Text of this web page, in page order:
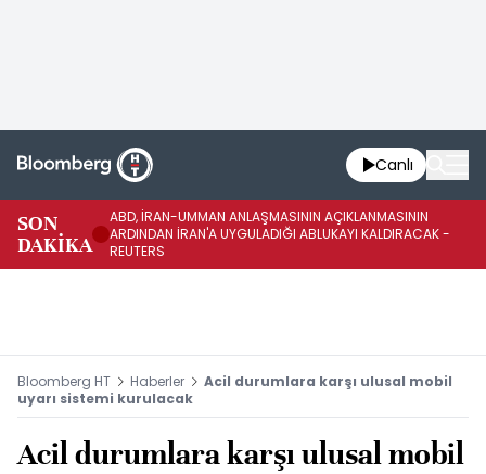
Canlı
SON
DAKİKA
ABD, İRAN-UMMAN ANLAŞMASININ AÇIKLANMASININ
ARDINDAN İRAN'A UYGULADIĞI ABLUKAYI KALDIRACAK -
REUTERS
Bloomberg HT Haberler
Acil durumlara karşı ulusal mobil
uyarı sistemi kurulacak
Acil durumlara karşı ulusal mobil